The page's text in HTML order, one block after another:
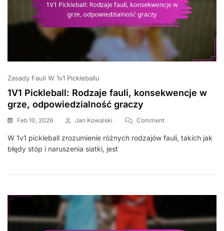
Zasady Fauli W 1v1 Pickleballu
1V1 Pickleball: Rodzaje fauli, konsekwencje w
grze, odpowiedzialność graczy
Feb 10, 2026 Jan Kowalski CommentOn
Pickleball:
W
Odpowiedzialność
W 1v1 pickleball zrozumienie różnych rodzajów fauli, takich jak
błędy stóp i naruszenia siatki, jest